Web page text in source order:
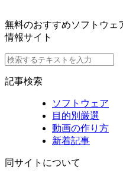
無料のおすすめソフトウェ
情報サイト
記事検索
ソフトウェア
目的別厳選
動画の作り方
新着記事
同サイトについて